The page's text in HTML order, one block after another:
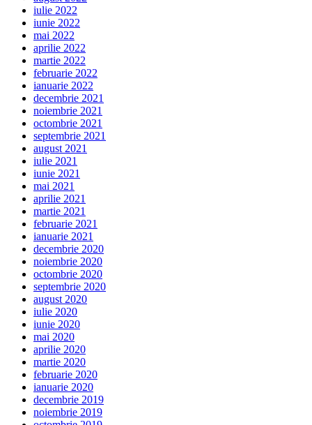
iulie 2022
iunie 2022
mai 2022
aprilie 2022
martie 2022
februarie 2022
ianuarie 2022
decembrie 2021
noiembrie 2021
octombrie 2021
septembrie 2021
august 2021
iulie 2021
iunie 2021
mai 2021
aprilie 2021
martie 2021
februarie 2021
ianuarie 2021
decembrie 2020
noiembrie 2020
octombrie 2020
septembrie 2020
august 2020
iulie 2020
iunie 2020
mai 2020
aprilie 2020
martie 2020
februarie 2020
ianuarie 2020
decembrie 2019
noiembrie 2019